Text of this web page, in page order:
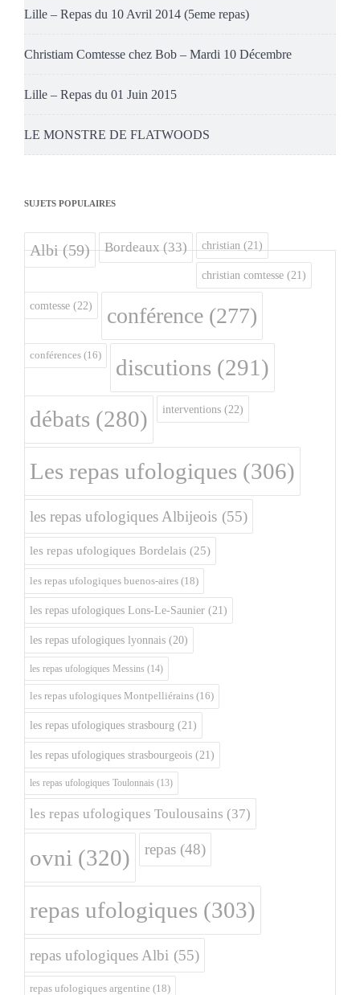
Lille – Repas du 10 Avril 2014 (5eme repas)
Christiam Comtesse chez Bob – Mardi 10 Décembre
Lille – Repas du 01 Juin 2015
LE MONSTRE DE FLATWOODS
SUJETS POPULAIRES
Albi(59) Bordeaux(33) christian (21)
christian comtesse (21)
comtesse (22) conférence (277)
conférences (16) discutions (291)
débats (280) interventions (22)
Les repas ufologiques (306)
les repas ufologiques Albijeois (55)
les repas ufologiques Bordelais (25)
les repas ufologiques buenos-aires (18)
les repas ufologiques Lons-Le-Saunier (21)
les repas ufologiques lyonnais (20)
les repas ufologiques Messins (14)
les repas ufologiques Montpelliérains (16)
les repas ufologiques strasbourg (21)
les repas ufologiques strasbourgeois (21)
les repas ufologiques Toulonnais (13)
les repas ufologiques Toulousains (37)
ovni (320) repas (48)
repas ufologiques (303)
repas ufologiques Albi (55)
repas ufologiques argentine (18)